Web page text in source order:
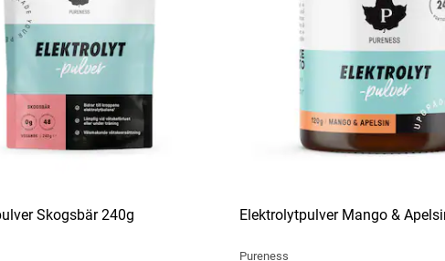
Skogsbär 240g Elektrolytpulver Mango &
Pureness